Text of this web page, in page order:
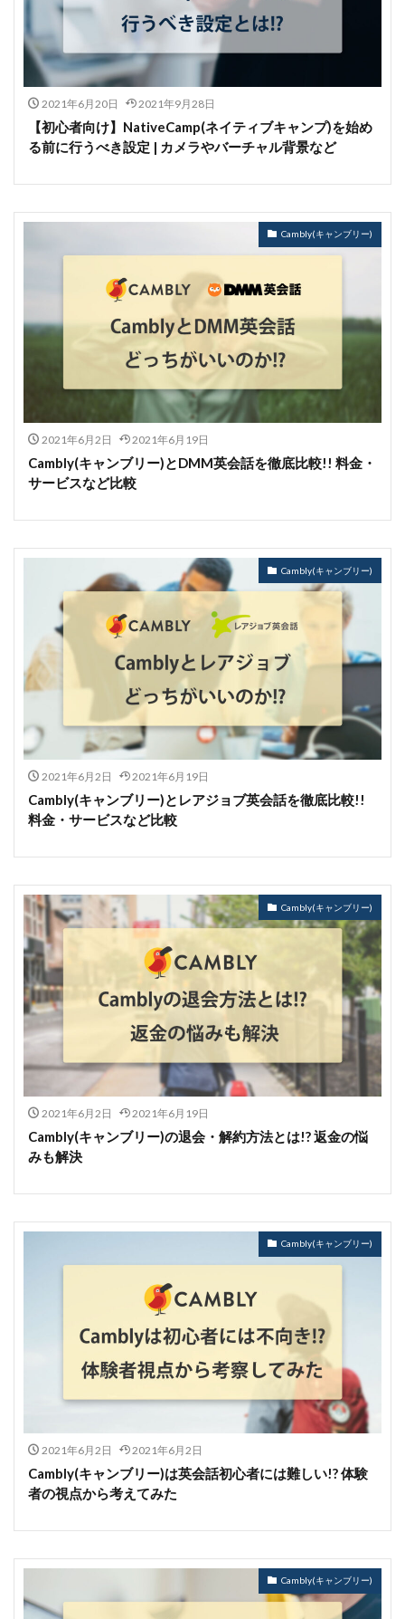
2021年6月20日 2021年9月28日
【初心者向け】NativeCamp(ネイティブキャンプ)を始め
る前に行うべき設定 | カメラやバーチャル背景など
Cambly(キャンブリー)
2021年6月2日 2021年6月19日
Cambly(キャンブリー)とDMM英会話を徹底比較!! 料金・
サービスなど比較
Cambly(キャンブリー)
2021年6月2日 2021年6月19日
Cambly(キャンブリー)とレアジョブ英会話を徹底比較!!
料金・サービスなど比較
Cambly(キャンブリー)
2021年6月2日 2021年6月19日
Cambly(キャンブリー)の退会・解約方法とは!? 返金の悩
みも解決
Cambly(キャンブリー)
2021年6月2日 2021年6月2日
Cambly(キャンブリー)は英会話初心者には難しい!? 体験
者の視点から考えてみた
Cambly(キャンブリー)